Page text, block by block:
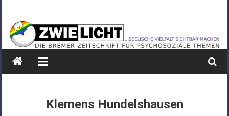
springen
ZWIELICHT
BREMEN
DIE
PSYCHOSOZIALEKlemens Hundelshausen